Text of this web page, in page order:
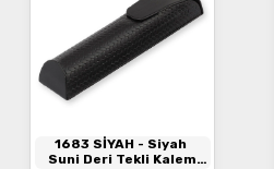
1683 SİYAH - Siyah
Suni Deri Tekli Kalem